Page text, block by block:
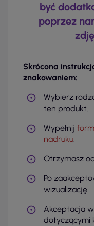
być
poprzez
Skrócona
znakowaniem:
Wybierz
ten produkt.
Wypełnij
nadruku.
Otrzymasz
Po
wizualizację.
Akceptacja
dotyczącymi